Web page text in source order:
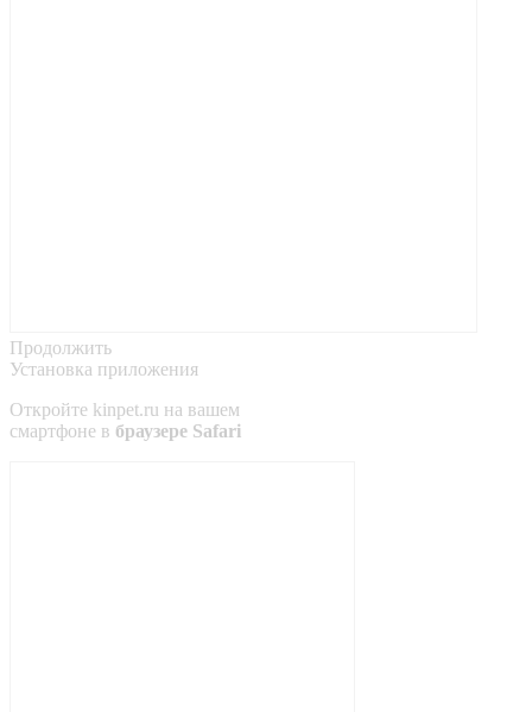
Продолжить
Установка приложения
Откройте kinpet.ru на вашем
смартфоне в браузере Safari